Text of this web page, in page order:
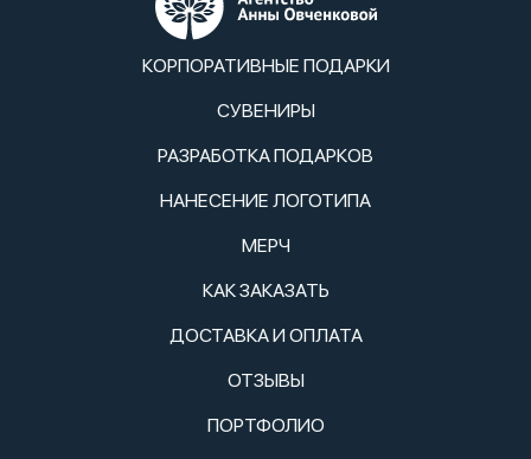
КОРПОРАТИВНЫЕ ПОДАРКИ
СУВЕНИРЫ
РАЗРАБОТКА ПОДАРКОВ
НАНЕСЕНИЕ ЛОГОТИПА
МЕРЧ
КАК ЗАКАЗАТЬ
ДОСТАВКА И ОПЛАТА
ОТЗЫВЫ
ПОРТФОЛИО